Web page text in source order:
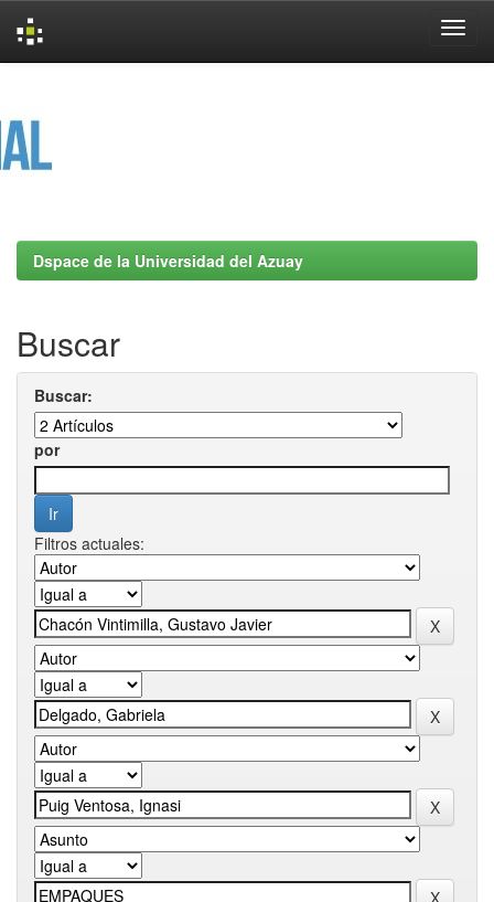
Dspace de la Universidad del Azuay
Buscar
Buscar:
por
Filtros actuales: